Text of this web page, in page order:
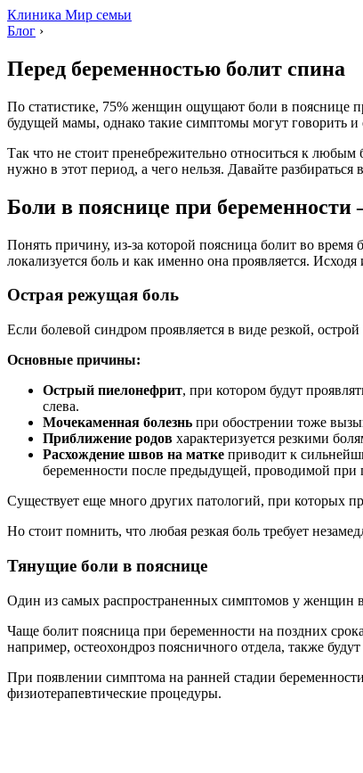
Клиника Мир семьи
Блог ›
Перед беременностью болит спина
По статистике, 75% женщин ощущают боли в пояснице
будущей мамы, однако такие симптомы могут говорить и
Так что не стоит пренебрежительно относиться к
нужно в этот период, а чего нельзя. Давайте разбираться
Боли в пояснице при беременности
Понять причину, из-за которой поясница болит во
локализуется боль и как именно она проявляется. Исходя
Острая режущая боль
Если болевой синдром проявляется в виде резкой,
Основные причины:
Острый пиелонефрит, при котором будут
слева.
Мочекаменная болезнь при обострении тоже
Приближение родов характеризуется резкими
Расхождение швов на матке приводит к
беременности после предыдущей, проводимой при
Существует еще много других патологий, при которых
Но стоит помнить, что любая резкая боль требует
Тянущие боли в пояснице
Один из самых распространенных симптомов у женщин
Чаще болит поясница при беременности на поздних
например, остеохондроз поясничного отдела, также
При появлении симптома на ранней стадии
физиотерапевтические процедуры.